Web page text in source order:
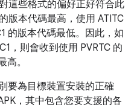
這些格式的偏好正好符合此
版本代碼最高，使用 ATITC
的版本代碼最低。因此，如
，則會收到使用 PVRTC 的
。
要為目標裝置安裝的正確
，其中包含您要支援的各